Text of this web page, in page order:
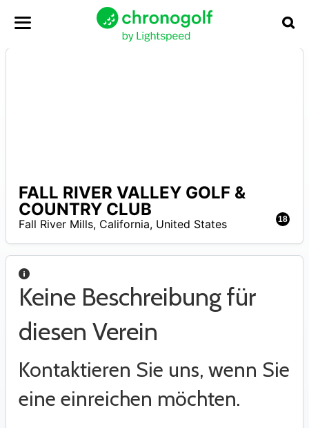
18
FALL RIVER VALLEY GOLF &
COUNTRY CLUB
Fall River Mills, California, United States
Keine Beschreibung für
diesen Verein
Kontaktieren Sie uns, wenn Sie
eine einreichen möchten.